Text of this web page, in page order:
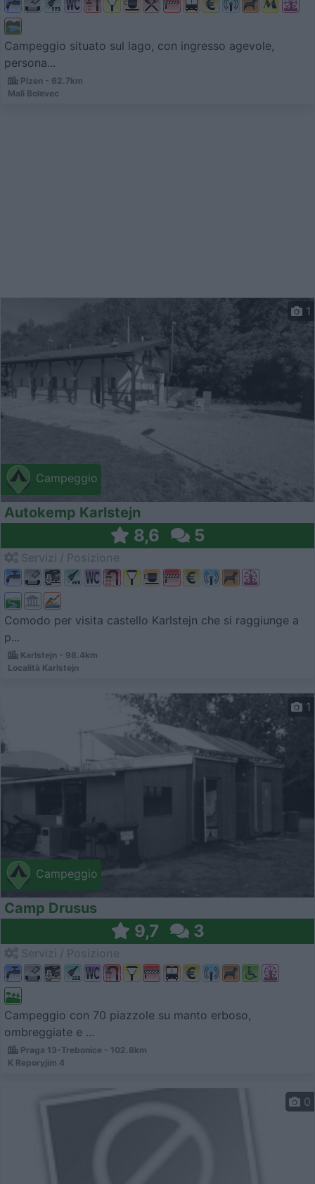
Campeggio situato sul lago, con ingresso agevole,
persona...
Plzen - 62.7km
Mali Bolevec
Campeggio
1
Autokemp Karlstejn
8,6 5
Comodo per visita castello Karlstejn che si raggiunge a
p...
Karlstejn - 98.4km
Località Karlstejn
Campeggio
1
Camp Drusus
9,7 3
Campeggio con 70 piazzole su manto erboso,
ombreggiate e ...
Praga 13-Trebonice - 102.8km
K Reporyjim 4
0